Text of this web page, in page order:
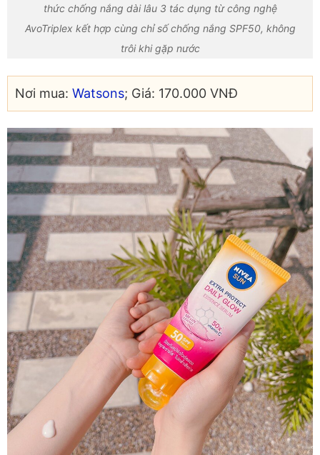
thức chống nắng dài lâu 3 tác dụng từ công nghệ
AvoTriplex kết hợp cùng chỉ số chống nắng SPF50, không
trôi khi gặp nước
Nơi mua: Watsons; Giá: 170.000 VNĐ